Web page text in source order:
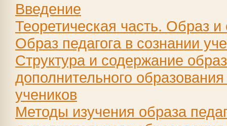
Введение
Теоретическая часть. Образ и
Образ педагога в сознании
Структура и содержание
дополнительного
учеников
Методы изучения образа